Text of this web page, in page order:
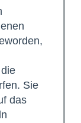
Sie
das